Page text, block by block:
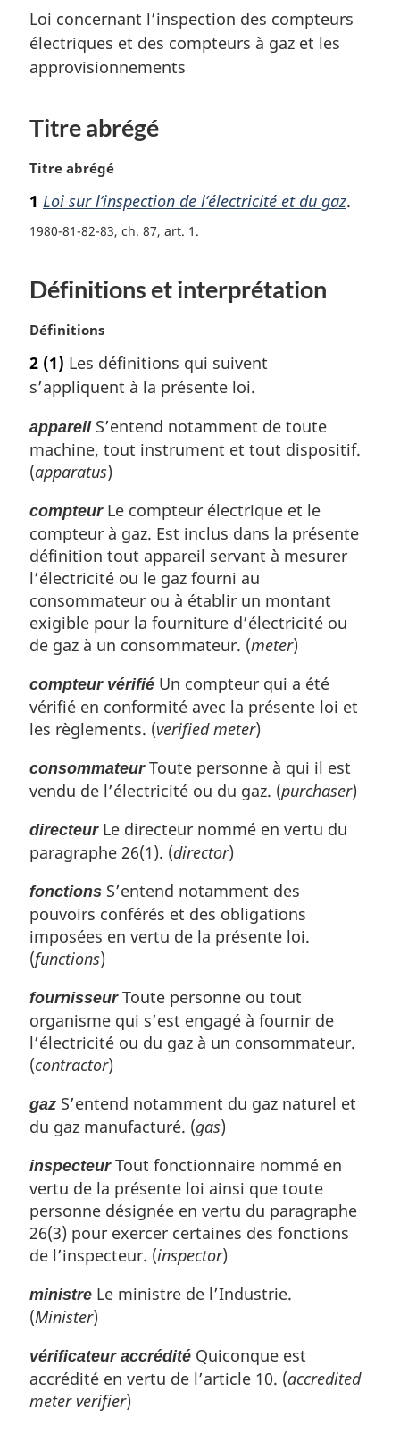
Loi concernant l’inspection des compteurs
électriques et des compteurs à gaz et les
approvisionnements
Titre abrégé
N
t
e
r
i
a
l
:
Titre abrégé
1 Loi sur l’inspection de l’électricité et du gaz.
1980-81-82-83, ch. 87, art. 1
Définitions et interprétation
N
t
e
a
r
g
n
a
e
:
Définitions
2 (1) Les définitions qui suivent
s’appliquent à la présente loi.
appareilS’entend notamment de toute
machine, tout instrument et tout dispositif.
(apparatus)
compteurLe compteur électrique et le
compteur à gaz. Est inclus dans la présente
définition tout appareil servant à mesurer
l’électricité ou le gaz fourni au
consommateur ou à établir un montant
exigible pour la fourniture d’électricité ou
de gaz à un consommateur. (meter)
compteur vérifié Un compteur qui a été
vérifié en conformité avec la présente loi et
les règlements. (verified meter)
consommateurToute personne à qui il est
vendu de l’électricité ou du gaz. (purchaser)
directeurLe directeur nommé en vertu du
paragraphe 26(1). (director)
fonctions S’entend notamment des
pouvoirs conférés et des obligations
imposées en vertu de la présente loi.
(functions)
fournisseurToute personne ou tout
organisme qui s’est engagé à fournir de
l’électricité ou du gaz à un consommateur.
(contractor)
gaz S’entend notamment du gaz naturel et
du gaz manufacturé. (gas)
inspecteurTout fonctionnaire nommé en
vertu de la présente loi ainsi que toute
personne désignée en vertu du paragraphe
26(3) pour exercer certaines des fonctions
de l’inspecteur. (inspector)
ministre Le ministre de l’Industrie.
(Minister)
vérificateur accrédité Quiconque est
accrédité en vertu de l’article 10. (accredited
meter verifier)